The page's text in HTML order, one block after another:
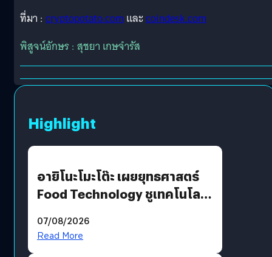
ที่มา : cryptopotato.comและcoindesk.com
พิสูจน์อักษร : สุชยา เกษจำรัส
Highlight
อายิโนะโมะโต๊ะ เผยยุทธศาสตร์
Food Technology ชูเทคโนโลยี
บริโภคและ B2B
07/08/2026
Read More